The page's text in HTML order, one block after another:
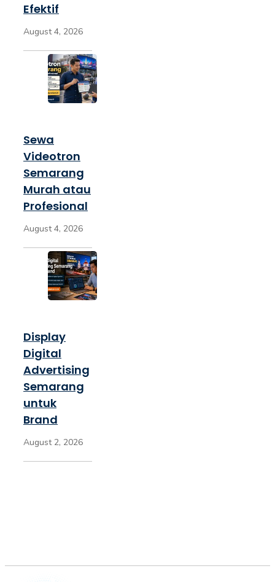
Efektif
August 4, 2026
Sewa
Videotron
Semarang
Murah atau
Profesional
August 4, 2026
Display
Digital
Advertising
Semarang
untuk
Brand
August 2, 2026